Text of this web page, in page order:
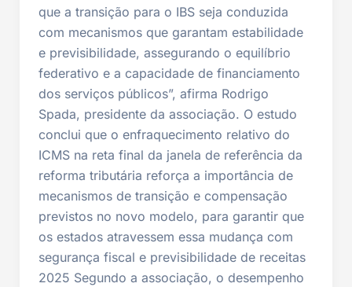
que a transição para o IBS seja conduzida
com mecanismos que garantam estabilidade
e previsibilidade, assegurando o equilíbrio
federativo e a capacidade de financiamento
dos serviços públicos”, afirma Rodrigo
Spada, presidente da associação. O estudo
conclui que o enfraquecimento relativo do
ICMS na reta final da janela de referência da
reforma tributária reforça a importância de
mecanismos de transição e compensação
previstos no novo modelo, para garantir que
os estados atravessem essa mudança com
segurança fiscal e previsibilidade de receitas
2025 Segundo a associação, o desempenho